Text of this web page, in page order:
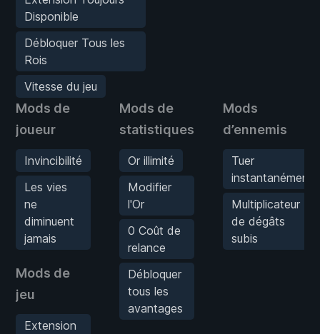
Disponible
Débloquer Tous les
Rois
Vitesse du jeu
Mods de
joueur
Invincibilité
Les vies
ne
diminuent
jamais
Mods de
jeu
Extension
Mods de
statistiques
Or illimité
Modifier
l'Or
0 Coût de
relance
Débloquer
tous les
avantages
Mods
d’ennemis
Tuer
instantanément
Multiplicateur
de dégâts
subis